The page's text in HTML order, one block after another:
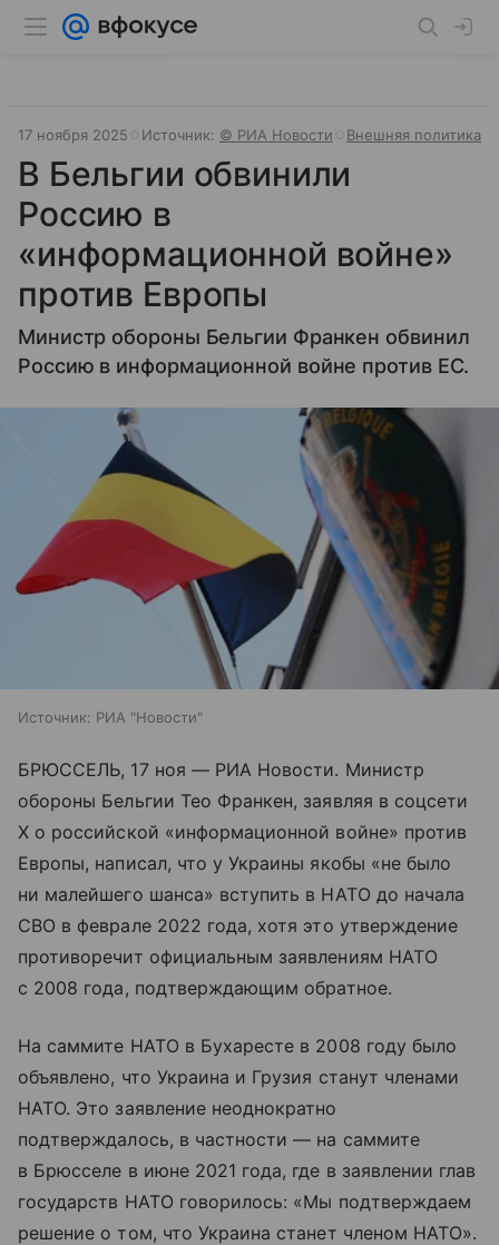
17 ноября 2025 Источник: © РИА Новости Внешняя политика
В Бельгии обвинили
Россию в
«информационной войне»
против Европы
Министр обороны Бельгии Франкен обвинил
Россию в информационной войне против ЕС.
Источник: РИА "Новости"
БРЮССЕЛЬ, 17 ноя — РИА Новости. Министр
обороны Бельгии Тео Франкен, заявляя в соцсети
X о российской «информационной войне» против
Европы, написал, что у Украины якобы «не было
ни малейшего шанса» вступить в НАТО до начала
СВО в феврале 2022 года, хотя это утверждение
противоречит официальным заявлениям НАТО
с 2008 года, подтверждающим обратное.
На саммите НАТО в Бухаресте в 2008 году было
объявлено, что Украина и Грузия станут членами
НАТО. Это заявление неоднократно
подтверждалось, в частности — на саммите
в Брюсселе в июне 2021 года, где в заявлении глав
государств НАТО говорилось: «Мы подтверждаем
решение о том, что Украина станет членом НАТО».